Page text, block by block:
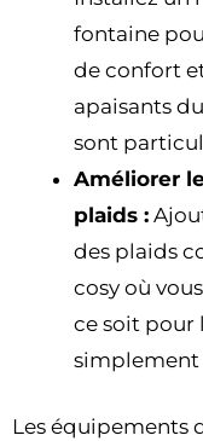
fontaine
de confort
apaisants
sont
Améliorer
plaids :
des plaids
cosy où
ce soit pour
simplement
Les équipements